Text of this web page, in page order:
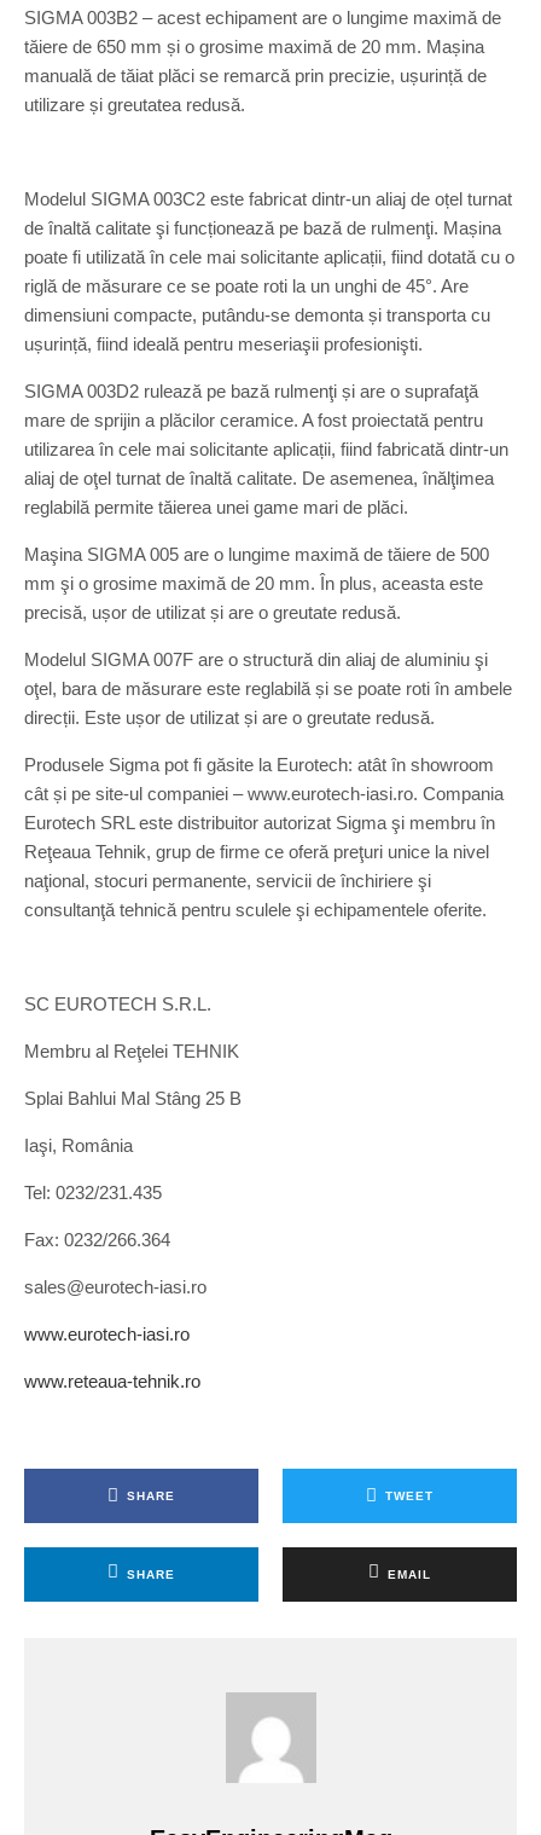
SIGMA 003B2 – acest echipament are o lungime maximă de
tăiere de 650 mm și o grosime maximă de 20 mm. Mașina
manuală de tăiat plăci se remarcă prin precizie, ușurință de
utilizare și greutatea redusă.
Modelul SIGMA 003C2 este fabricat dintr-un aliaj de oțel turnat
de înaltă calitate şi funcționează pe bază de rulmenţi. Mașina
poate fi utilizată în cele mai solicitante aplicații, fiind dotată cu o
riglă de măsurare ce se poate roti la un unghi de 45°. Are
dimensiuni compacte, putându-se demonta și transporta cu
ușurință, fiind ideală pentru meseriaşii profesionişti.
SIGMA 003D2 rulează pe bază rulmenţi și are o suprafaţă
mare de sprijin a plăcilor ceramice. A fost proiectată pentru
utilizarea în cele mai solicitante aplicații, fiind fabricată dintr-un
aliaj de oţel turnat de înaltă calitate. De asemenea, înălţimea
reglabilă permite tăierea unei game mari de plăci.
Maşina SIGMA 005 are o lungime maximă de tăiere de 500
mm şi o grosime maximă de 20 mm. În plus, aceasta este
precisă, ușor de utilizat și are o greutate redusă.
Modelul SIGMA 007F are o structură din aliaj de aluminiu şi
oţel, bara de măsurare este reglabilă și se poate roti în ambele
direcții. Este ușor de utilizat și are o greutate redusă.
Produsele Sigma pot fi găsite la Eurotech: atât în showroom
cât și pe site-ul companiei – www.eurotech-iasi.ro. Compania
Eurotech SRL este distribuitor autorizat Sigma şi membru în
Reţeaua Tehnik, grup de firme ce oferă preţuri unice la nivel
naţional, stocuri permanente, servicii de închiriere şi
consultanţă tehnică pentru sculele şi echipamentele oferite.
SC EUROTECH S.R.L.
Membru al Reţelei TEHNIK
Splai Bahlui Mal Stâng 25 B
Iaşi, România
Tel: 0232/231.435
Fax: 0232/266.364
sales@eurotech-iasi.ro
www.eurotech-iasi.ro
www.reteaua-tehnik.ro
SHARE TWEET
SHARE EMAIL